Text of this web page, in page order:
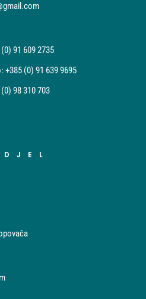
91 609 2735
+385 (0) 91 639 9695
98 310 703